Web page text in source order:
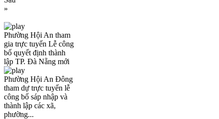
»
Phường Hội An tham
gia trực tuyến Lễ công
bố quyết định thành
lập TP. Đà Nẵng mới
Phường Hội An Đông
tham dự trực tuyến lễ
công bố sáp nhập và
thành lập các xã,
phường...